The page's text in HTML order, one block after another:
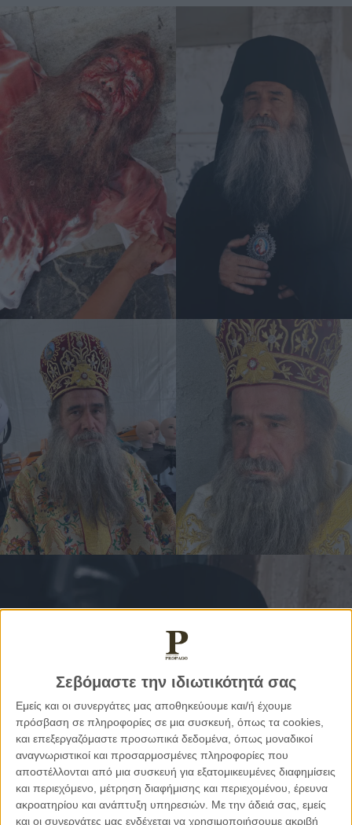
Σεβόμαστε την ιδιωτικότητά σας
Εμείς και οι συνεργάτες μας αποθηκεύουμε και/ή έχουμε
πρόσβαση σε πληροφορίες σε μια συσκευή, όπως τα cookies,
και επεξεργαζόμαστε προσωπικά δεδομένα, όπως μοναδικοί
αναγνωριστικοί και προσαρμοσμένες πληροφορίες που
αποστέλλονται από μια συσκευή για εξατομικευμένες διαφημίσεις
και περιεχόμενο, μέτρηση διαφήμισης και περιεχομένου, έρευνα
ακροατηρίου και ανάπτυξη υπηρεσιών. Με την άδειά σας, εμείς
και οι συνεργάτες μας ενδέχεται να χρησιμοποιήσουμε ακριβή